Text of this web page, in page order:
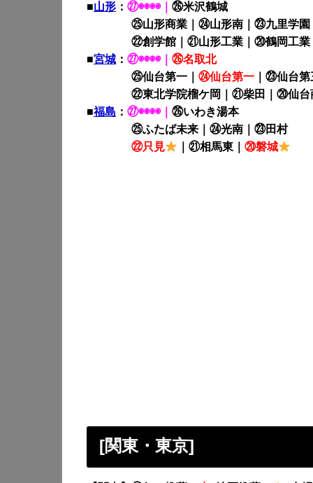
■山形 ： ㉗◉◉◉◉｜ ㉖米沢鶴城
㉕山形商業｜㉔山形南｜㉓九里学園
㉒創学館｜㉑山形工業｜⑳鶴岡工業
■宮城 ： ㉗◉◉◉◉｜ ㉖名取北
㉕仙台第一｜ ㉔仙台第一 ｜㉓仙台
㉒東北学院榴ケ岡｜㉑柴田｜⑳仙台
■福島 ： ㉗◉◉◉◉｜ ㉖いわき湯本
㉕ふたば未来｜㉔光南｜㉓田村
㉒只見
｜㉑相馬東｜⑳磐城
[関東・東京]